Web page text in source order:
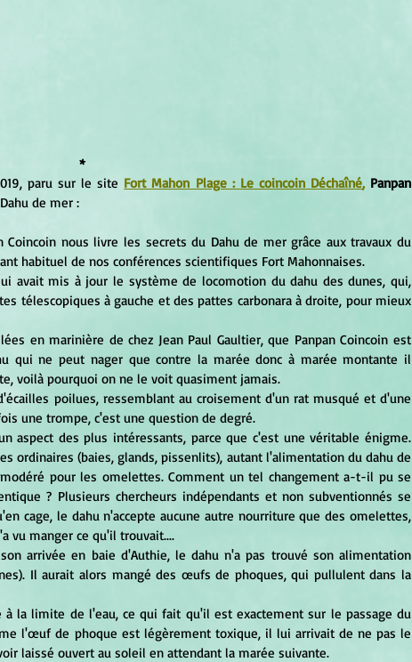
*
paru sur le site Fort Mahon Plage : Le coincoin Déchaîné, Panpan
de mer :
habituel de nos conférences scientifiques Fort Mahonnaises.
télescopiques à gauche et des pattes carbonara à droite, pour mieux
qui ne peut nager que contre la marée donc à marée montante il
voilà pourquoi on ne le voit quasiment jamais.
une trompe, c'est une question de degré.
ordinaires (baies, glands, pissenlits), autant l'alimentation du dahu de
pour les omelettes. Comment un tel changement a-t-il pu se
? Plusieurs chercheurs indépendants et non subventionnés se
cage, le dahu n'accepte aucune autre nourriture que des omelettes,
vu manger ce qu'il trouvait....
Il aurait alors mangé des œufs de phoques, qui pullulent dans la
l'œuf de phoque est légèrement toxique, il lui arrivait de ne pas le
laissé ouvert au soleil en attendant la marée suivante.